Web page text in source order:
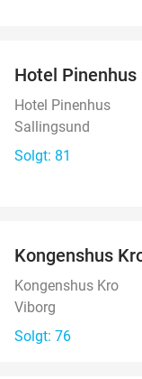
Hotel Pinenhus
Hotel Pinenhus
Sallingsund
Solgt: 81
Kongenshus
Kongenshus Kro
Viborg
Solgt: 76